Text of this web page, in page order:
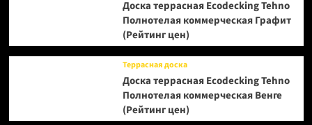
Доска террасная Ecodecking Tehno
Полнотелая коммерческая Графит
(Рейтинг цен)
Террасная доска
Доска террасная Ecodecking Tehno
Полнотелая коммерческая Венге
(Рейтинг цен)